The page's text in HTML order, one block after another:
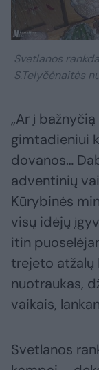
Svetlanos
S.Telyčėnaitės
„Ar į
gimtadieniui
dovanos…
adventinių
Kūrybinės
visų idėjų
itin
trejeto atžalų
nuotraukas,
vaikais,
Svetlanos